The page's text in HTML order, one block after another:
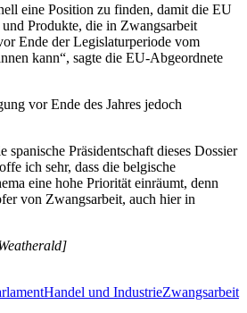
eine Position zu finden, damit die EU
und Produkte, die in Zwangsarbeit
Ende der Legislaturperiode vom
kann“, sagte die EU-Abgeordnete
vor Ende des Jahres jedoch
spanische Präsidentschaft dieses Dossier
ich sehr, dass die belgische
eine hohe Priorität einräumt, denn
von Zwangsarbeit, auch hier in
Handel und IndustrieZwangsarbeit